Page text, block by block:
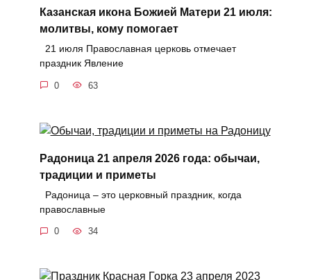
Казанская икона Божией Матери 21 июля:
молитвы, кому помогает
21 июля Православная церковь отмечает
праздник Явление
0 63
Радоница 21 апреля 2026 года: обычаи,
традиции и приметы
Радоница – это церковный праздник, когда
православные
0 34